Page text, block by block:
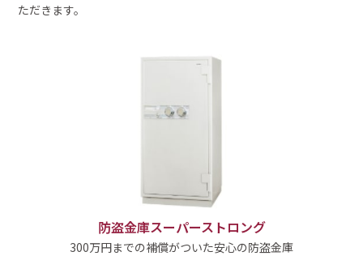
ただきます。
防盗金庫スーパーストロング
300万円までの補償が​ついた安心の防盗金庫